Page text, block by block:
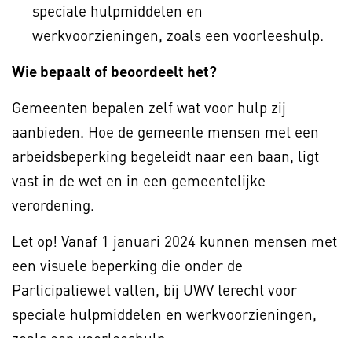
speciale hulpmiddelen en
werkvoorzieningen, zoals een voorleeshulp.
Wie bepaalt of beoordeelt het?
Gemeenten bepalen zelf wat voor hulp zij
aanbieden. Hoe de gemeente mensen met een
arbeidsbeperking begeleidt naar een baan, ligt
vast in de wet en in een gemeentelijke
verordening.
Let op! Vanaf 1 januari 2024 kunnen mensen met
een visuele beperking die onder de
Participatiewet vallen, bij UWV terecht voor
speciale hulpmiddelen en werkvoorzieningen,